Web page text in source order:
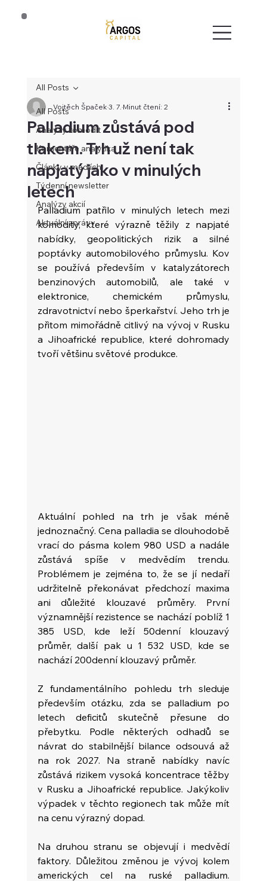
All Posts
Analýzy komodit
Komentáře analytika
Články v médiích
Týdenní newsletter
Analýzy akcií
Aktuální zprávy
All Posts
Palladium zůstává pod
tlakem. Trh už není tak
napjatý jako v minulých
letech
Vojtěch Špaček3. 7. Minut čtení: 2
Palladium patřilo v minulých letech mezi
komodity, které výrazně těžily z napjaté
nabídky, geopolitických rizik a silné
poptávky automobilového průmyslu. Kov
se používá především v katalyzátorech
benzinových automobilů, ale také v
elektronice, chemickém průmyslu,
zdravotnictví nebo šperkařství. Jeho trh je
přitom mimořádně citlivý na vývoj v Rusku
a Jihoafrické republice, které dohromady
tvoří většinu světové produkce.
Aktuální pohled na trh je však méně
jednoznačný. Cena palladia se dlouhodobě
vrací do pásma kolem 980 USD a nadále
zůstává spíše v medvědím trendu.
Problémem je zejména to, že se jí nedaří
udržitelně překonávat předchozí maxima
ani důležité klouzavé průměry. První
významnější rezistence se nachází poblíž 1
385 USD, kde leží 50denní klouzavý
průměr, další pak u 1 532 USD, kde se
nachází 200denní klouzavý průměr.
Z fundamentálního pohledu trh sleduje
především otázku, zda se palladium po
letech deficitů skutečně přesune do
přebytku. Podle některých odhadů se
návrat do stabilnější bilance odsouvá až
na rok 2027. Na straně nabídky navíc
zůstává rizikem vysoká koncentrace těžby
v Rusku a Jihoafrické republice. Jakýkoliv
výpadek v těchto regionech tak může mít
na cenu výrazný dopad.
Na druhou stranu se objevují i medvědí
faktory. Důležitou změnou je vývoj kolem
amerických cel na ruské palladium.